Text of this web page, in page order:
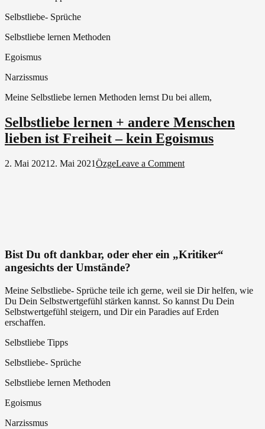
Selbstliebe- Sprüche
Selbstliebe lernen Methoden
Egoismus
Narzissmus
Meine Selbstliebe lernen Methoden lernst Du bei allem,
Selbstliebe lernen + andere Menschen
lieben ist Freiheit – kein Egoismus
2. Mai 2021 2. Mai 2021ÖzgeLeave a Commenton
Freiheit
–
Bist Du oft dankbar, oder eher ein „Kritiker“
angesichts der Umstände?
Meine Selbstliebe- Sprüche teile ich gerne, weil sie Dir helfen, wie
Du Dein Selbstwertgefühl stärken kannst. So kannst Du Dein
Selbstwertgefühl steigern, und Dir ein Paradies auf Erden
erschaffen.
Selbstliebe Tipps
Selbstliebe- Sprüche
Selbstliebe lernen Methoden
Egoismus
Narzissmus